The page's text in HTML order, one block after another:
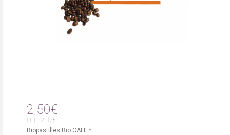
2,50€
H.T : 2,37€
Biopastilles Bio CAFE *